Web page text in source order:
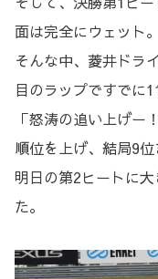
面は完全にウェット。
そんな中、菱井ドラ
目のラップですでに
「怒涛の追い上げー
順位を上げ、結局9
明日の第2ヒートに
た。